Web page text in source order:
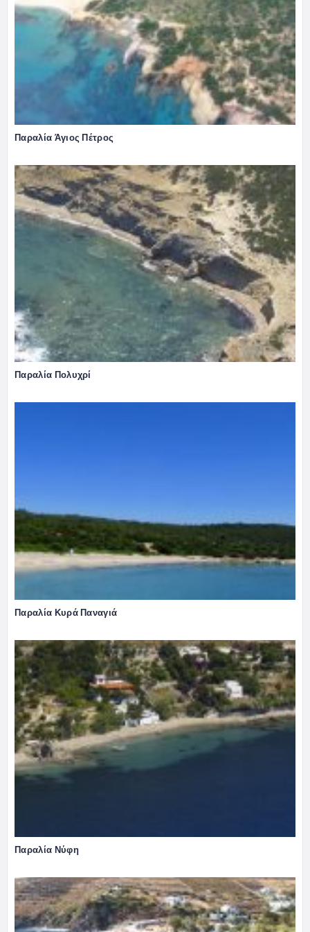
Παραλία Άγιος Πέτρος
Παραλία Πολυχρί
Παραλία Κυρά Παναγιά
Παραλία Νύφη